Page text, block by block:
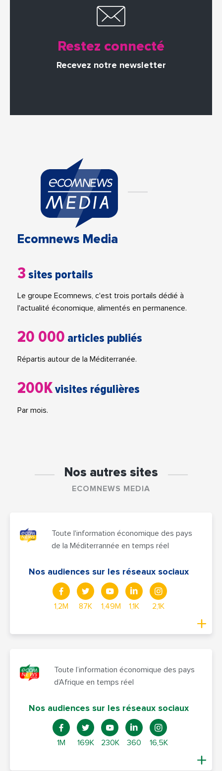
Restez connecté
Recevez notre newsletter
Ecomnews Media
3 sites portails
Le groupe Ecomnews, c'est trois portails dédié à
l'actualité économique, alimentés en permanence.
20 000 articles publiés
Répartis autour de la Méditerranée.
200Kvisites régulières
Par mois.
Nos autres sites
ECOMNEWS MEDIA
Toute l'information économique des pays
de la Méditerrannée en temps réel
Nos audiences sur les réseaux sociaux
1,2M 87K 1,49M 1,1K 2,1K
Toute l’information économique des pays
d’Afrique en temps réel
Nos audiences sur les réseaux sociaux
1M 169K 230K 360 16,5K